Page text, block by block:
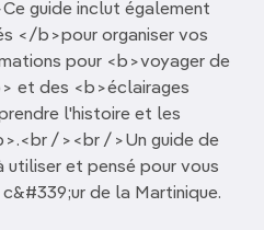
guide inclut également
</b>pour organiser vos
pour <b>voyager de
et des <b>éclairages
l'histoire et les
/><br />Un guide de
et pensé pour vous
de la Martinique.